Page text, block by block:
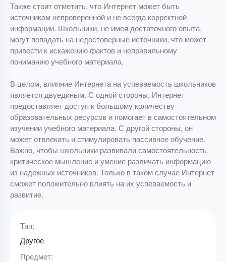
Также стоит отметить, что Интернет может быть
источником непроверенной и не всегда корректной
информации. Школьники, не имея достаточного опыта,
могут попадать на недостоверные источники, что может
привести к искажению фактов и неправильному
пониманию учебного материала.
В целом, влияние Интернета на успеваемость школьников
является двуединым. С одной стороны, Интернет
предоставляет доступ к большому количеству
образовательных ресурсов и помогает в самостоятельном
изучении учебного материала. С другой стороны, он
может отвлекать и стимулировать пассивное обучение.
Важно, чтобы школьники развивали самостоятельность,
критическое мышление и умение различать информацию
из надежных источников. Только в таком случае Интернет
сможет положительно влиять на их успеваемость и
развитие.
Тип:
Другое
Предмет: